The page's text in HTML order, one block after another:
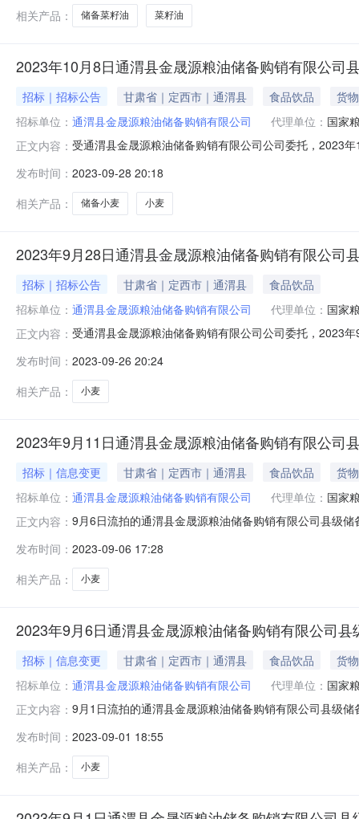
售标的底价进行竞价，并按10元/
相关产品：
储备菜籽油 菜籽油
2023年10月8日通渭县金晟源粮油储备购销有限公司
招标｜招标公告 甘肃省｜定西市｜通渭县 食品饮品
货物
招标单位： 通渭县金晟源粮油储备购销有限公司 代理单位： 国家
正文内容： 受通渭县金晟源粮油储备购销有限公司公司委托，2023
储备库3P4库。三、价格类型本次采购所报价格为：买
无虫害、无虫粒。2.常规质
发布时间： 2023-09-28 20:18
相关产品：
储备小麦 小麦
2023年9月28日通渭县金晟源粮油储备购销有限公司
招标｜招标公告 甘肃省｜定西市｜通渭县
食品饮品
招标单位： 通渭县金晟源粮油储备购销有限公司 代理单位： 国家
正文内容： 受通渭县金晟源粮油储备购销有限公司公司委托，2023
储备库3P4库。三、价格类型本次采购所报价格为：买
无虫害、无虫粒。2.常规质
发布时间： 2023-09-26 20:24
相关产品：
小麦
2023年9月11日通渭县金晟源粮油储备购销有限公司
招标｜信息变更 甘肃省｜定西市｜通渭县 食品饮品
货物
招标单位： 通渭县金晟源粮油储备购销有限公司 代理单位： 国家
正文内容： 9月6日流拍的通渭县金晟源粮油储备购销有限公司县级
发布时间： 2023-09-06 17:28
相关产品：
小麦
2023年9月6日通渭县金晟源粮油储备购销有限公司
招标｜信息变更 甘肃省｜定西市｜通渭县 食品饮品
货物
招标单位： 通渭县金晟源粮油储备购销有限公司 代理单位： 国家
正文内容： 9月1日流拍的通渭县金晟源粮油储备购销有限公司县级
发布时间： 2023-09-01 18:55
相关产品：
小麦